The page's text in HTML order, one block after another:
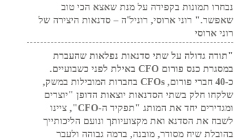
נבחרו תמונות בקפידה על מנת שאצא הכי טוב
שאפשר." רוני ארוסי, רוניל'ה – סדנאות היצירה של
רוני ארוסי
"תודה גדולה על שתי סדנאות נפלאות שהעברת
במסגרת כנס פורום CFO באילת לפני כשבועיים.
כ-40 חברי פורום, CFOs בחברות המובילות במשק,
שלקחו חלק בשתי הסדנאות יוצאות הדופן "יוצרים
ומגדירים יחד את המותג "תפקיד ה-CFO", ציינו
לשבח את הסדנא ואת מקצועיותך ונועם הליכותייך
בהובלת שיח מסודר, מובנה, ברמה גבוהה ולעבר